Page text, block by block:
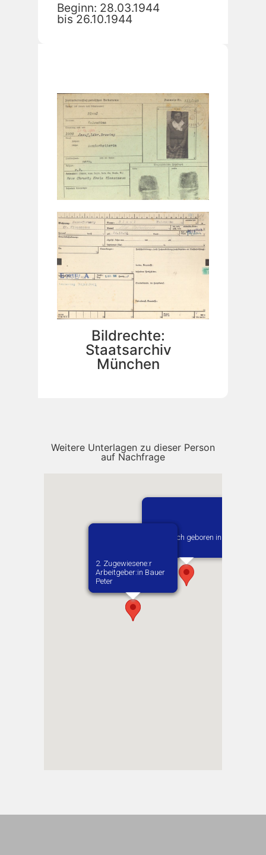
Beginn: 28.03.1944
bis 26.10.1944
Bildrechte:
Staatsarchiv
München
Weitere Unterlagen zu dieser Person
auf Nachfrage
Vermutlich geboren in
1. Zugewiesene:r
Arbeitgeber:in​ Meier
Lorenz
2. Zugewiesene:r
Arbeitgeber:in​ Bauer
Peter